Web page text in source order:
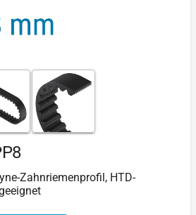
Zahnriemenprofil, HTD-